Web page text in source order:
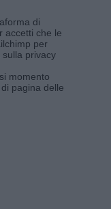
di
accetti che le
per
privacy
momento
pagina delle